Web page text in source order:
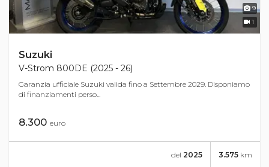
9
1
Suzuki
V-Strom 800DE (2025 - 26)
Garanzia ufficiale Suzuki valida fino a Settembre 2029. Disponiamo
di finanziamenti perso...
8.300 euro
3.575 km
del 2025